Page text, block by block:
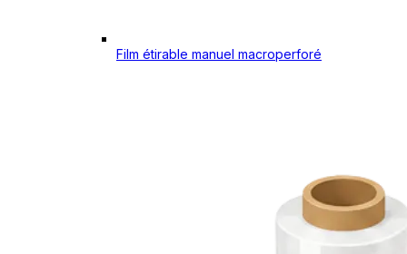
Film étirable manuel macroperforé